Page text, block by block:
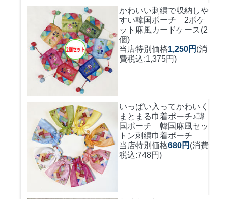
かわいい刺繍で収納しや
すい韓国ポーチ 2ポケ
ット麻風カードケース(2
個)
当店特別価格1,250円 (消
費税込:1,375円)
いっぱい入ってかわいく
まとまる巾着ポーチ♪韓
国ポーチ 韓国麻風セッ
トン刺繍巾着ポーチ
当店特別価格680円 (消費
税込:748円)